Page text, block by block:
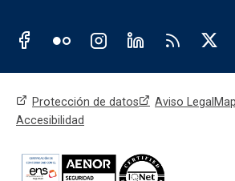
Redes sociales JCCM
Protección de datos Aviso Legal
Accesibilidad